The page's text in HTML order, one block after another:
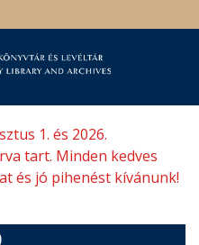
1. és 2026.
tart. Minden kedves
és jó pihenést kívánunk!